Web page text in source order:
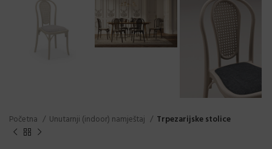
Početna Unutarnji (indoor) namještaj Trpezarijske stolice